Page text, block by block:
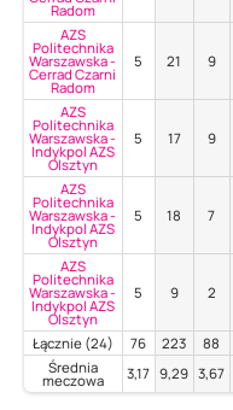
Radom
AZS
Politechnika
Warszawska -
Cerrad Czarni
Radom
5 21 9
AZS
Politechnika
Warszawska -
Indykpol AZS
Olsztyn
5 17 9
AZS
Politechnika
Warszawska -
Indykpol AZS
Olsztyn
5 18 7
AZS
Politechnika
Warszawska -
Indykpol AZS
Olsztyn
5 9 2
Łącznie (24) 76 223 88
Średnia
meczowa 3,17 9,29 3,67